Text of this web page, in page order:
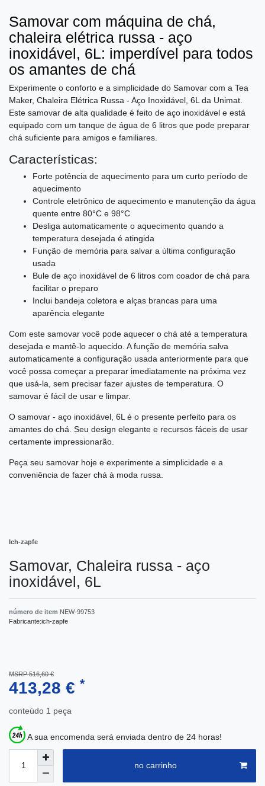
Samovar com máquina de chá,
chaleira elétrica russa - aço
inoxidável, 6L: imperdível para todos
os amantes de chá
Experimente o conforto e a simplicidade do Samovar com a Tea
Maker, Chaleira Elétrica Russa - Aço Inoxidável, 6L da Unimat.
Este samovar de alta qualidade é feito de aço inoxidável e está
equipado com um tanque de água de 6 litros que pode preparar
chá suficiente para amigos e familiares.
Características:
Forte potência de aquecimento para um curto período de
aquecimento
Controle eletrônico de aquecimento e manutenção da água
quente entre 80°C e 98°C
Desliga automaticamente o aquecimento quando a
temperatura desejada é atingida
Função de memória para salvar a última configuração
usada
Bule de aço inoxidável de 6 litros com coador de chá para
facilitar o preparo
Inclui bandeja coletora e alças brancas para uma
aparência elegante
Com este samovar você pode aquecer o chá até a temperatura
desejada e mantê-lo aquecido. A função de memória salva
automaticamente a configuração usada anteriormente para que
você possa começar a preparar imediatamente na próxima vez
que usá-la, sem precisar fazer ajustes de temperatura. O
samovar é fácil de usar e limpar.
O samovar - aço inoxidável, 6L é o presente perfeito para os
amantes do chá. Seu design elegante e recursos fáceis de usar
certamente impressionarão.
Peça seu samovar hoje e experimente a simplicidade e a
conveniência de fazer chá à moda russa.
Ich-zapfe
Samovar, Chaleira russa - aço
inoxidável, 6L
número de item NEW-99753
Fabricante:ich-zapfe
MSRP 516,60 €
413,28 € *
conteúdo 1 peça
A sua encomenda será enviada dentro de 24 horas!
no carrinho